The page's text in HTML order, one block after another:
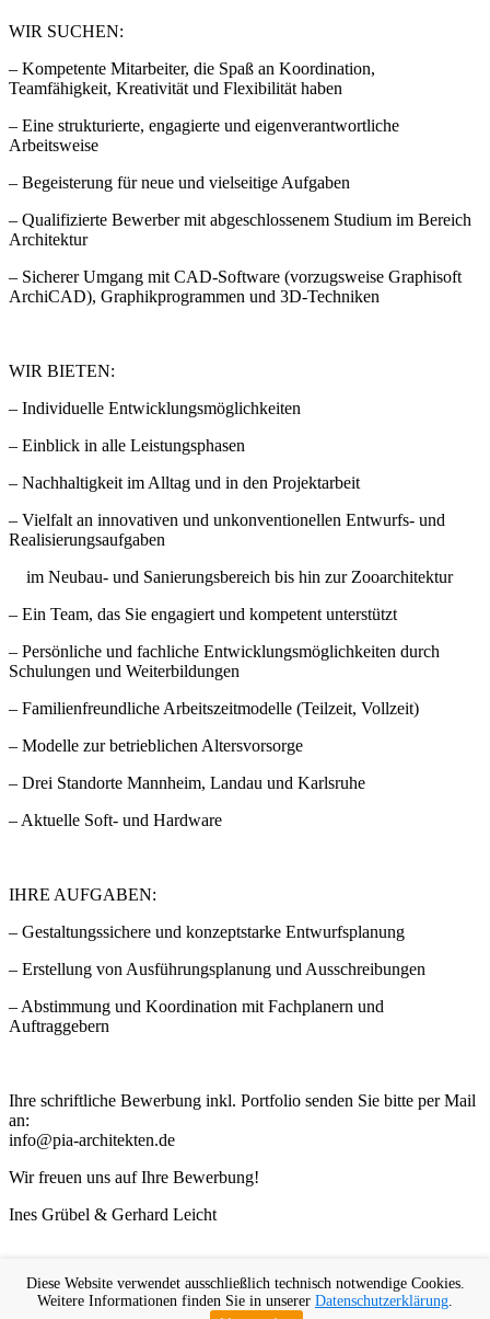
WIR SUCHEN:
– Kompetente Mitarbeiter, die Spaß an Koordination,
Teamfähigkeit, Kreativität und Flexibilität haben
– Eine strukturierte, engagierte und eigenverantwortliche
Arbeitsweise
– Begeisterung für neue und vielseitige Aufgaben
– Qualifizierte Bewerber mit abgeschlossenem Studium im Bereich
Architektur
– Sicherer Umgang mit CAD-Software (vorzugsweise Graphisoft
ArchiCAD), Graphikprogrammen und 3D-Techniken
WIR BIETEN:
– Individuelle Entwicklungsmöglichkeiten
– Einblick in alle Leistungsphasen
– Nachhaltigkeit im Alltag und in den Projektarbeit
– Vielfalt an innovativen und unkonventionellen Entwurfs- und
Realisierungsaufgaben
im Neubau- und Sanierungsbereich bis hin zur Zooarchitektur
– Ein Team, das Sie engagiert und kompetent unterstützt
– Persönliche und fachliche Entwicklungsmöglichkeiten durch
Schulungen und Weiterbildungen
– Familienfreundliche Arbeitszeitmodelle (Teilzeit, Vollzeit)
– Modelle zur betrieblichen Altersvorsorge
– Drei Standorte Mannheim, Landau und Karlsruhe
– Aktuelle Soft- und Hardware
IHRE AUFGABEN:
– Gestaltungssichere und konzeptstarke Entwurfsplanung
– Erstellung von Ausführungsplanung und Ausschreibungen
– Abstimmung und Koordination mit Fachplanern und
Auftraggebern
Ihre schriftliche Bewerbung inkl. Portfolio senden Sie bitte per Mail
an:
info@pia-architekten.de
Wir freuen uns auf Ihre Bewerbung!
Ines Grübel & Gerhard Leicht
Diese Website verwendet ausschließlich technisch notwendige Cookies.
Weitere Informationen finden Sie in unserer Datenschutzerklärung.